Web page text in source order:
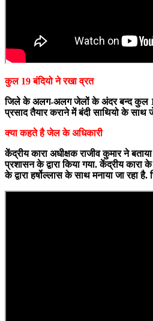
कुल 19 बंदियो ने रखा व्रत
जिले के अलग-अलग जेलों के अंदर बन्द कुल 19
प्रसाद तैयार कराने में बंदी साथियो के साथ
क्या कहते है जेल के अधिकारी
केंद्रीय कारा अधीक्षक राजीव कुमार ने
प्रशासन के द्वारा किया गया. केंद्रीय
के द्वारा हर्षोल्लास के साथ मनाया जा